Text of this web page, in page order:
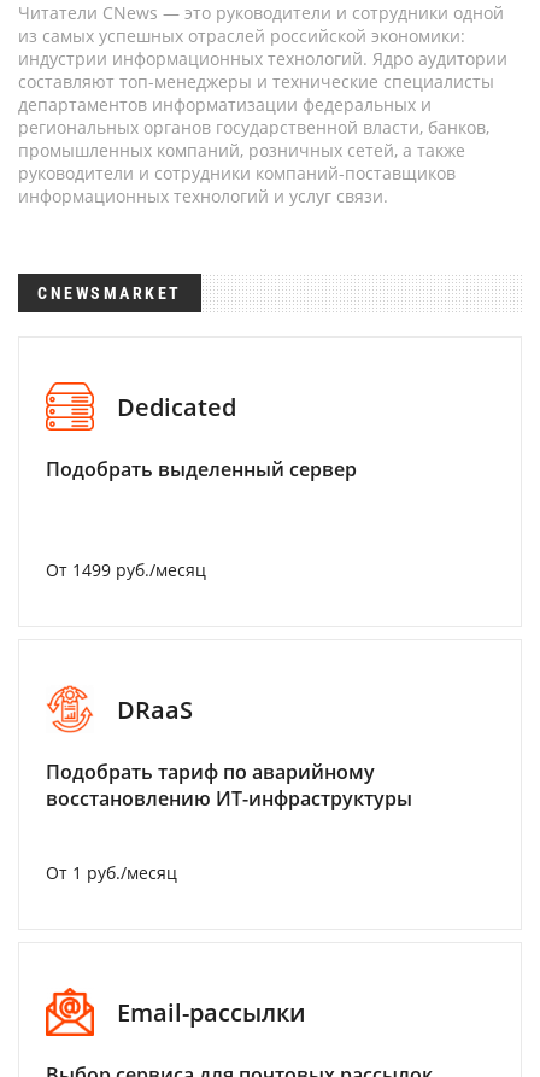
Читатели CNews — это руководители и сотрудники одной
из самых успешных отраслей российской экономики:
индустрии информационных технологий. Ядро аудитории
составляют топ-менеджеры и технические специалисты
департаментов информатизации федеральных и
региональных органов государственной власти, банков,
промышленных компаний, розничных сетей, а также
руководители и сотрудники компаний-поставщиков
информационных технологий и услуг связи.
CNEWSMARKET
Dedicated
Подобрать выделенный сервер
От 1499 руб./месяц
DRaaS
Подобрать тариф по аварийному
восстановлению ИТ-инфраструктуры
От 1 руб./месяц
Email-рассылки